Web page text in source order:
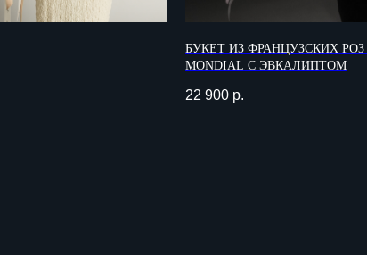
БУКЕТ ИЗ ФРАНЦУЗСКИХ РОЗ
MONDIAL С ЭВКАЛИПТОМ
22 900 р.